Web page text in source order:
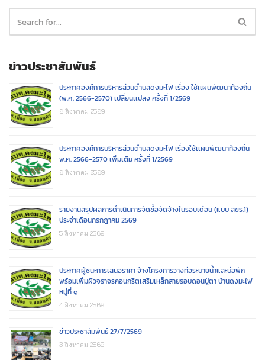
ข่าวประชาสัมพันธ์
ประกาศองค์การบริหารส่วนตำบลดงมะไฟ เรื่อง ใช้เเผนพัฒนาท้องถิ่น
(พ.ศ. 2566-2570) เปลี่ยนเเปลง ครั้งที่ 1/2569
6 สิงหาคม 2569
ประกาศองค์การบริหารส่วนตำบลดงมะไฟ เรื่องใช้เเผนพัฒนาท้องถิ่น
พ.ศ. 2566-2570 เพิ่มเติม ครั้งที่ 1/2569
6 สิงหาคม 2569
รายงานสรุปผลการดำเนินการจัดซื้อจัดจ้างในรอบเดือน (แบบ สขร.1)
ประจำเดือนกรกฎาคม 2569
5 สิงหาคม 2569
ประกาศผู้ชนะการเสนอราคา จ้างโครงการวางท่อระบายน้ำและบ่อพัก
พร้อมเพิ่มผิวจราจรคอนกรีตเสริมเหล็กสายรอบดอนปู่ตา บ้านดงมะไฟ
หมู่ที่ ๑
4 สิงหาคม 2569
ข่าวประชาสัมพันธ์ 27/7/2569
3 สิงหาคม 2569